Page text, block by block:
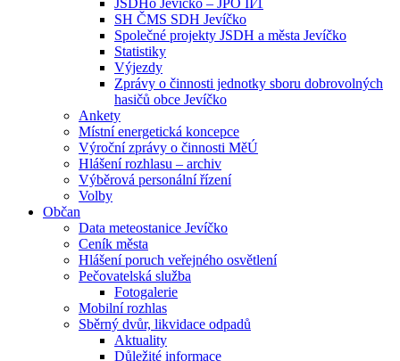
JSDHo Jevíčko – JPO II⁄1
SH ČMS SDH Jevíčko
Společné projekty JSDH a města Jevíčko
Statistiky
Výjezdy
Zprávy o činnosti jednotky sboru dobrovolných
hasičů obce Jevíčko
Ankety
Místní energetická koncepce
Výroční zprávy o činnosti MěÚ
Hlášení rozhlasu – archiv
Výběrová personální řízení
Volby
Občan
Data meteostanice Jevíčko
Ceník města
Hlášení poruch veřejného osvětlení
Pečovatelská služba
Fotogalerie
Mobilní rozhlas
Sběrný dvůr, likvidace odpadů
Aktuality
Důležité informace